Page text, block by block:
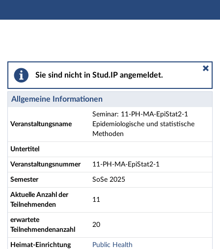
Hauptnavigation
Seminar: 11-PH-MA-EpiStat2-1 Epidemiologische
Sie sind nicht in Stud.IP angemeldet.
Allgemeine Informationen
Veranstaltungsname
Seminar: 11-PH-MA-EpiStat2-1
Epidemiologische und statistische
Methoden
Untertitel
Veranstaltungsnummer 11-PH-MA-EpiStat2-1
Semester SoSe 2025
Aktuelle Anzahl der
Teilnehmenden
11
erwartete
Teilnehmendenanzahl
20
Heimat-Einrichtung Public Health